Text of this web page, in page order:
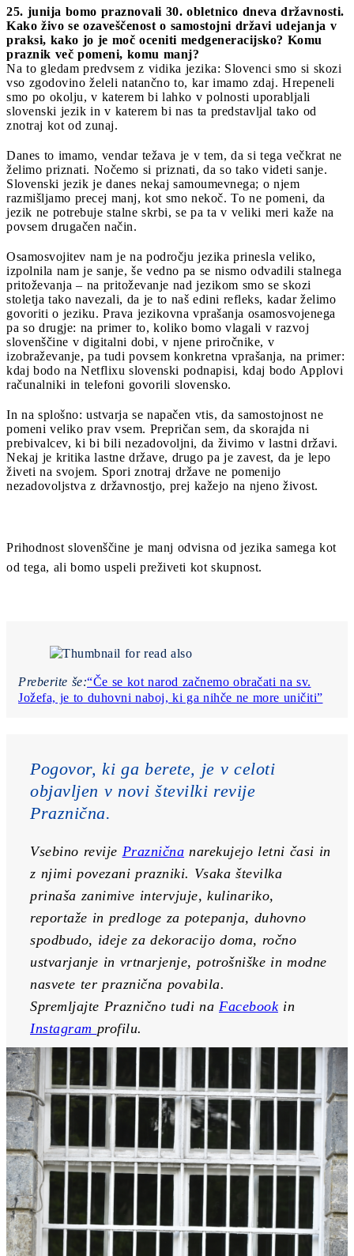
25. junija bomo praznovali 30. obletnico dneva državnosti.
Kako živo se ozaveščenost o samostojni državi udejanja v
praksi, kako jo je moč oceniti medgeneracijsko? Komu
praznik več pomeni, komu manj?
Na to gledam predvsem z vidika jezika: Slovenci smo si skozi
vso zgodovino želeli natančno to, kar imamo zdaj. Hrepeneli
smo po okolju, v katerem bi lahko v polnosti uporabljali
slovenski jezik in v katerem bi nas ta predstavljal tako od
znotraj kot od zunaj.
Danes to imamo, vendar težava je v tem, da si tega večkrat ne
želimo priznati. Nočemo si priznati, da so tako videti sanje.
Slovenski jezik je danes nekaj samoumevnega; o njem
razmišljamo precej manj, kot smo nekoč. To ne pomeni, da
jezik ne potrebuje stalne skrbi, se pa ta v veliki meri kaže na
povsem drugačen način.
Osamosvojitev nam je na področju jezika prinesla veliko,
izpolnila nam je sanje, še vedno pa se nismo odvadili stalnega
pritoževanja – na pritoževanje nad jezikom smo se skozi
stoletja tako navezali, da je to naš edini refleks, kadar želimo
govoriti o jeziku. Prava jezikovna vprašanja osamosvojenega
pa so drugje: na primer to, koliko bomo vlagali v razvoj
slovenščine v digitalni dobi, v njene priročnike, v
izobraževanje, pa tudi povsem konkretna vprašanja, na primer:
kdaj bodo na Netflixu slovenski podnapisi, kdaj bodo Applovi
računalniki in telefoni govorili slovensko.
In na splošno: ustvarja se napačen vtis, da samostojnost ne
pomeni veliko prav vsem. Prepričan sem, da skorajda ni
prebivalcev, ki bi bili nezadovoljni, da živimo v lastni državi.
Nekaj je kritika lastne države, drugo pa je zavest, da je lepo
živeti na svojem. Spori znotraj države ne pomenijo
nezadovoljstva z državnostjo, prej kažejo na njeno živost.
Prihodnost slovenščine je manj odvisna od jezika samega kot
od tega, ali bomo uspeli preživeti kot skupnost.
Preberite še:“Če se kot narod začnemo obračati na sv.
Jožefa, je to duhovni naboj, ki ga nihče ne more uničiti”
Pogovor, ki ga berete, je v celoti
objavljen v novi številki revije
Praznična.
Vsebino revije Praznična narekujejo letni časi in
z njimi povezani prazniki. Vsaka številka
prinaša zanimive intervjuje, kulinariko,
reportaže in predloge za potepanja, duhovno
spodbudo, ideje za dekoracijo doma, ročno
ustvarjanje in vrtnarjenje, potrošniške in modne
nasvete ter praznična povabila.
Spremljajte Praznično tudi na Facebook
Instagram profilu.